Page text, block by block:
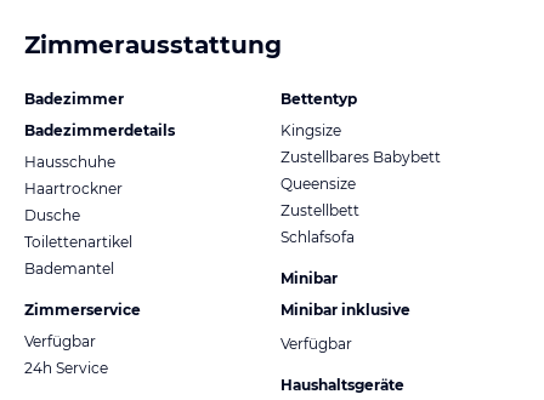
Zimmerausstattung
Badezimmer
Badezimmerdetails
Hausschuhe
Haartrockner
Dusche
Toilettenartikel
Bademantel
Zimmerservice
Verfügbar
24h Service
Bettentyp
Kingsize
Zustellbares Babybett
Queensize
Zustellbett
Schlafsofa
Minibar
Minibar inklusive
Verfügbar
Haushaltsgeräte